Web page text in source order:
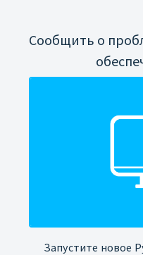
Сообщить о
Запустите новое